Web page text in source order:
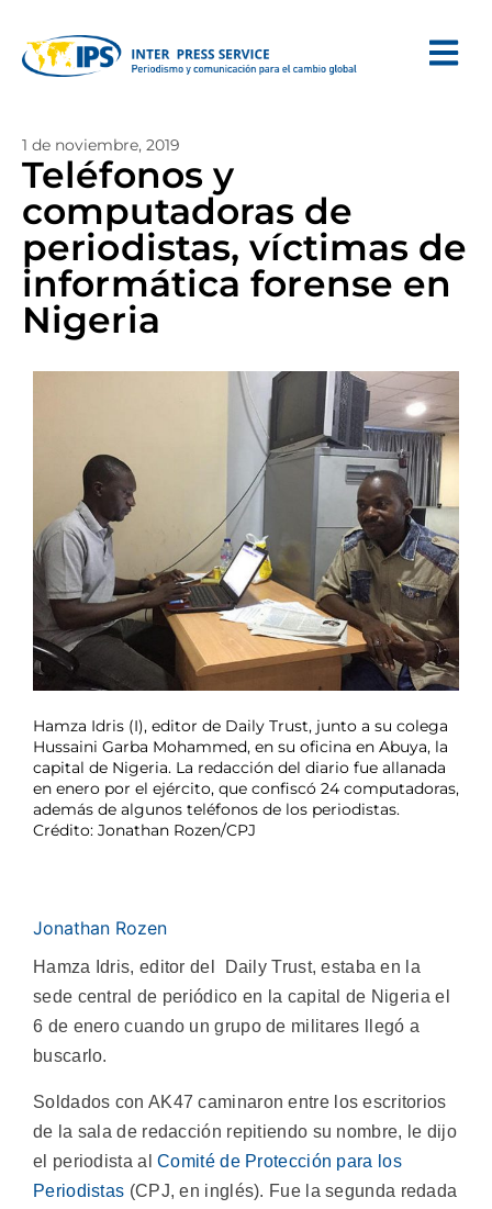
1 de noviembre, 2019
Teléfonos y
computadoras de
periodistas, víctimas de
informática forense en
Nigeria
Hamza Idris (I), editor de Daily Trust, junto a su colega
Hussaini Garba Mohammed, en su oficina en Abuya, la
capital de Nigeria. La redacción del diario fue allanada
en enero por el ejército, que confiscó 24 computadoras,
además de algunos teléfonos de los periodistas.
Crédito: Jonathan Rozen/CPJ
Jonathan Rozen
Hamza Idris, editor del Daily Trust, estaba en la
sede central de periódico en la capital de Nigeria el
6 de enero cuando un grupo de militares llegó a
buscarlo.
Soldados con AK47 caminaron entre los escritorios
de la sala de redacción repitiendo su nombre, le dijo
el periodista alComité de Protección para los
Periodistas (CPJ, en inglés). Fue la segunda redada